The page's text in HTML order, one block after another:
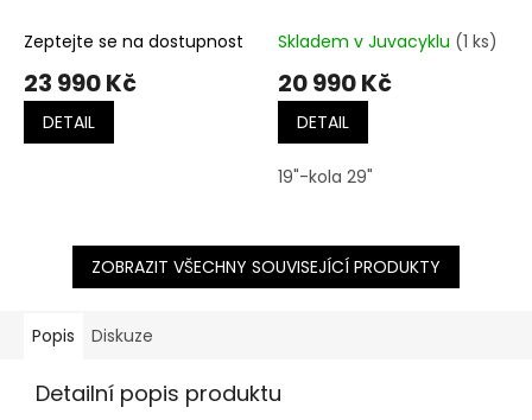
Zeptejte se na dostupnost
23 990 Kč
DETAIL
Skladem v Juvacyklu (1 ks)
20 990 Kč
DETAIL
19"-kola 29"
ZOBRAZIT VŠECHNY SOUVISEJÍCÍ PRODUKTY
Popis Diskuze
Detailní popis produktu